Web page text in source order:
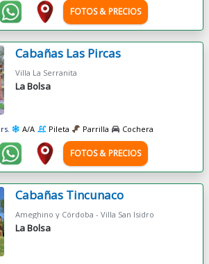
FOTOS & PRECIOS
Cabañas Las Pircas
Villa La Serranita
La Bolsa
A/A Pileta Parrilla Cochera
FOTOS & PRECIOS
Cabañas Tincunaco
Ameghino y Córdoba - Villa San Isidro
La Bolsa